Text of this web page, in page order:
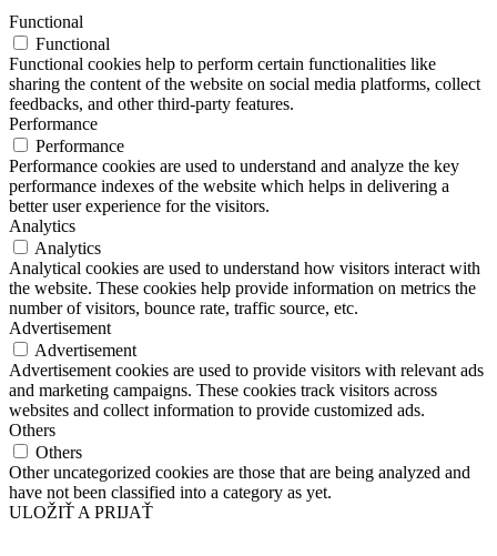
Functional
Functional
Functional cookies help to perform certain functionalities like
sharing the content of the website on social media platforms, collect
feedbacks, and other third-party features.
Performance
Performance
Performance cookies are used to understand and analyze the key
performance indexes of the website which helps in delivering a
better user experience for the visitors.
Analytics
Analytics
Analytical cookies are used to understand how visitors interact with
the website. These cookies help provide information on metrics the
number of visitors, bounce rate, traffic source, etc.
Advertisement
Advertisement
Advertisement cookies are used to provide visitors with relevant ads
and marketing campaigns. These cookies track visitors across
websites and collect information to provide customized ads.
Others
Others
Other uncategorized cookies are those that are being analyzed and
have not been classified into a category as yet.
ULOŽIŤ A PRIJAŤ